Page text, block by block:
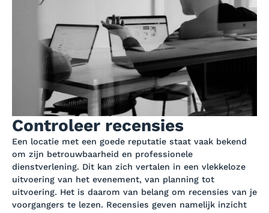
Controleer recensies
Een locatie met een goede reputatie staat vaak bekend
om zijn betrouwbaarheid en professionele
dienstverlening. Dit kan zich vertalen in een vlekkeloze
uitvoering van het evenement, van planning tot
uitvoering. Het is daarom van belang om recensies van je
voorgangers te lezen. Recensies geven namelijk inzicht